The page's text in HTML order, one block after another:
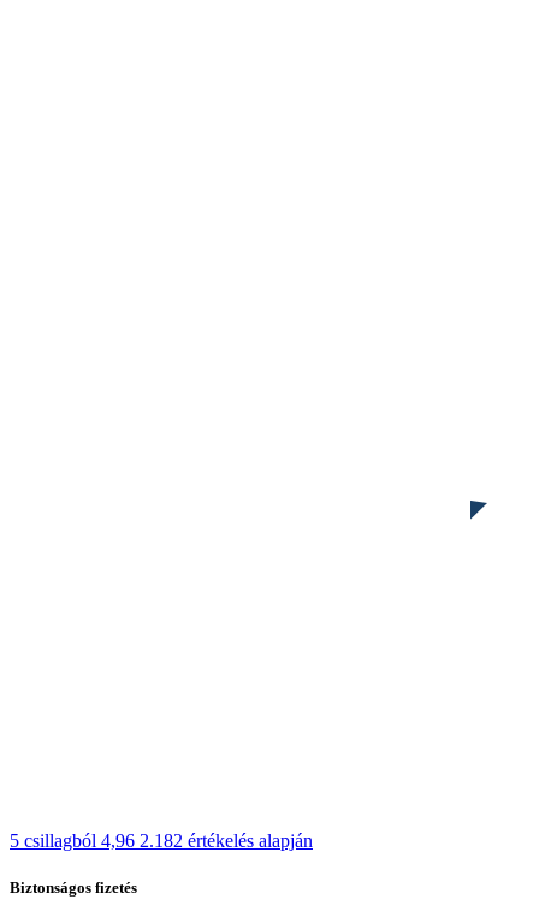
5 csillagból 4,96 2.182 értékelés alapján
Biztonságos fizetés